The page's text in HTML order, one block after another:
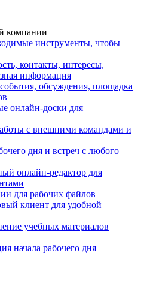
компании
инструменты, чтобы
контакты, интересы,
информация
обсуждения, площадка
онлайн-доски для
с внешними командами и
дня и встреч с любого
онлайн-редактор для
для рабочих файлов
клиент для удобной
учебных материалов
начала рабочего дня